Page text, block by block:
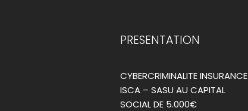
PRESENTATION
CYBERCRIMINALITE INSURANCE
ISCA – SASU AU CAPITAL
SOCIAL DE 5.000€